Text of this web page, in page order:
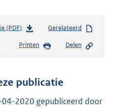
(PDF)b
s
n
s
Gerelateerd
Printen Delen
publicatie
2020 gepubliceerd door